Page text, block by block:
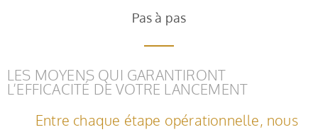
Pas à pas
LES MOYENS QUI GARANTIRONT
L’EFFICACITÉ DE VOTRE LANCEMENT
Entre chaque étape opérationnelle, nous